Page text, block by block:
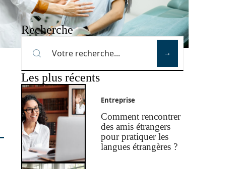
Recherche
Les plus récents
Entreprise
Comment rencontrer
des amis étrangers
pour pratiquer les
langues étrangères ?